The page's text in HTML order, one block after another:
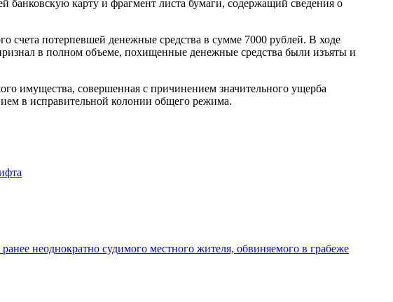
карту и фрагмент листа бумаги, содержащий сведения о
потерпевшей денежные средства в сумме 7000 рублей. В ходе
в полном объеме, похищенные денежные средства были изъяты и
имущества, совершенная с причинением значительного ущерба
в исправительной колонии общего режима.
неоднократно судимого местного жителя, обвиняемого в грабеже